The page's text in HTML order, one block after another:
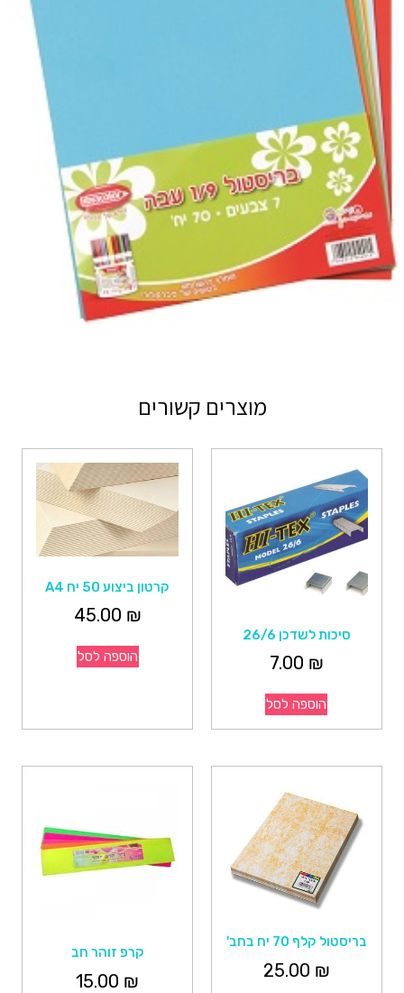
מוצרים קשורים
סיכות לשדכן 26/6
7.00 ₪
הוספה לסל
קרטון ביצוע 50 יח A4
45.00 ₪
הוספה לסל
בריסטול קלף 70 יח בחב'
25.00 ₪
קרפ זוהר חב
15.00 ₪